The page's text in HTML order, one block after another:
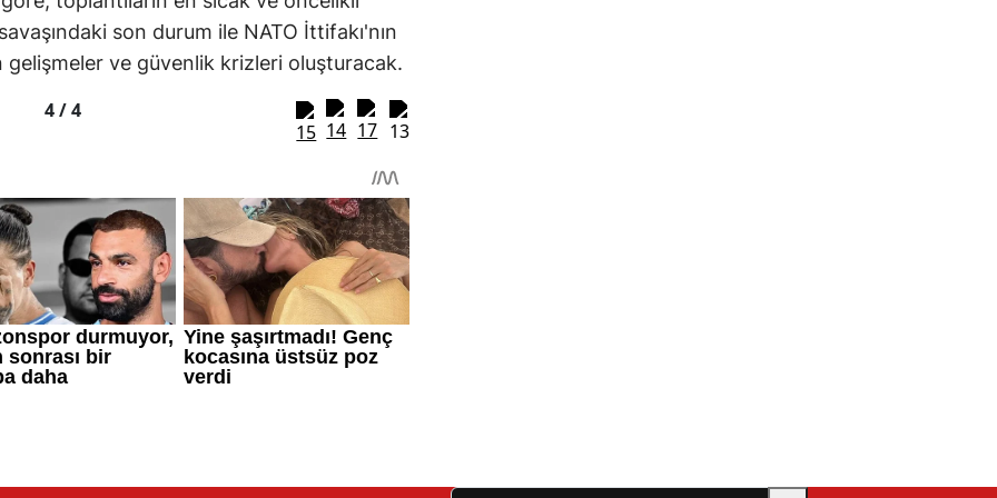
son durum ile NATO İttifakı'nın
gelişmeler ve güvenlik krizleri oluşturacak.
4 /4